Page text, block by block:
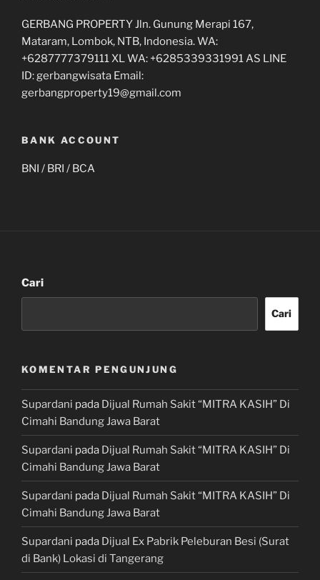
GERBANG PROPERTY Jln. Gunung Merapi 167,
Mataram, Lombok, NTB, Indonesia. WA:
+6287777379111 XL WA: +6285339331991 AS LINE
ID: gerbangwisata Email:
gerbangproperty19@gmail.com
BANK ACCOUNT
BNI / BRI / BCA
Cari
Cari
KOMENTAR PENGUNJUNG
Supardani pada Dijual Rumah Sakit “MITRA KASIH” Di
Cimahi Bandung Jawa Barat
Supardani pada Dijual Rumah Sakit “MITRA KASIH” Di
Cimahi Bandung Jawa Barat
Supardani pada Dijual Rumah Sakit “MITRA KASIH” Di
Cimahi Bandung Jawa Barat
Supardani pada Dijual Ex Pabrik Peleburan Besi (Surat
di Bank) Lokasi di Tangerang